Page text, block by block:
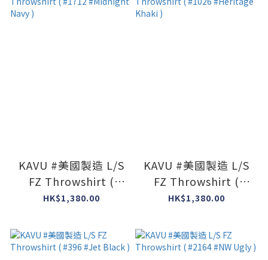
KAVU #美國製造 L/S
FZ Throwshirt (
#1712 #Midnight
HK$1,380.00
KAVU #美國製造 L/S
FZ Throwshirt (
#1026 #Heritage
HK$1,380.00